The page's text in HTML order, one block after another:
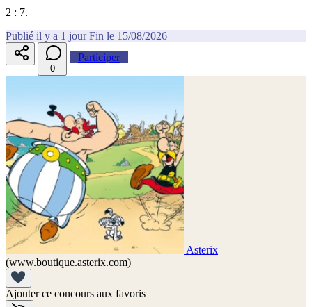
2 : 7.
Publié il y a 1 jour Fin le 15/08/2026
0
Participer
Asterix
(www.boutique.asterix.com)
Ajouter ce concours aux favoris